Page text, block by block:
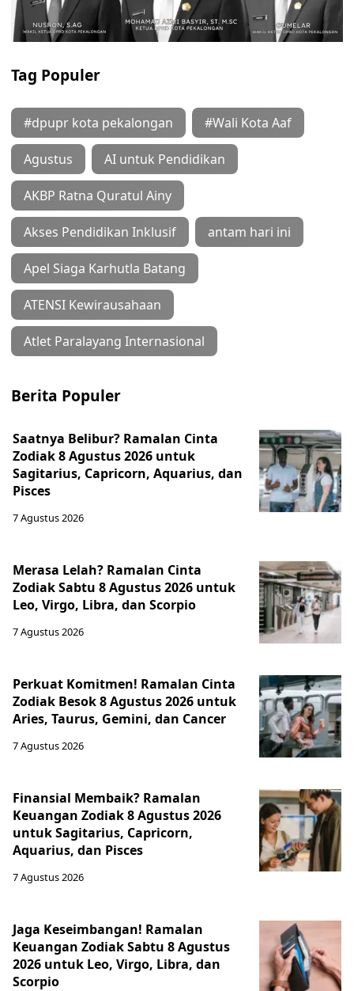
Tag Populer
#dpupr kota pekalongan #Wali Kota Aaf
Agustus AI untuk Pendidikan
AKBP Ratna Quratul Ainy
Akses Pendidikan Inklusif antam hari ini
Apel Siaga Karhutla Batang
ATENSI Kewirausahaan
Atlet Paralayang Internasional
Berita Populer
Saatnya Belibur? Ramalan Cinta
Zodiak 8 Agustus 2026 untuk
Sagitarius, Capricorn, Aquarius, dan
Pisces
7 Agustus 2026
Merasa Lelah? Ramalan Cinta
Zodiak Sabtu 8 Agustus 2026 untuk
Leo, Virgo, Libra, dan Scorpio
7 Agustus 2026
Perkuat Komitmen! Ramalan Cinta
Zodiak Besok 8 Agustus 2026 untuk
Aries, Taurus, Gemini, dan Cancer
7 Agustus 2026
Finansial Membaik? Ramalan
Keuangan Zodiak 8 Agustus 2026
untuk Sagitarius, Capricorn,
Aquarius, dan Pisces
7 Agustus 2026
Jaga Keseimbangan! Ramalan
Keuangan Zodiak Sabtu 8 Agustus
2026 untuk Leo, Virgo, Libra, dan
Scorpio